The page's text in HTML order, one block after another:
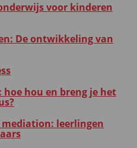
voor kinderen
De ontwikkeling van
hou en breng je het
leerlingen